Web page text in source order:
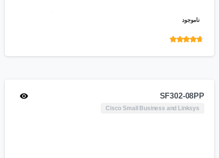
ناموجود
4.55
SF302-08PP
Cisco Small Business and Linksys